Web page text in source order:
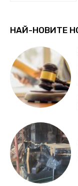
НАЙ-НОВИТЕ